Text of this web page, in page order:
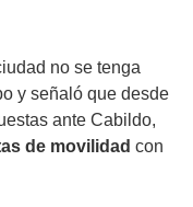
no se tenga
y señaló que desde
ante Cabildo,
de movilidad con